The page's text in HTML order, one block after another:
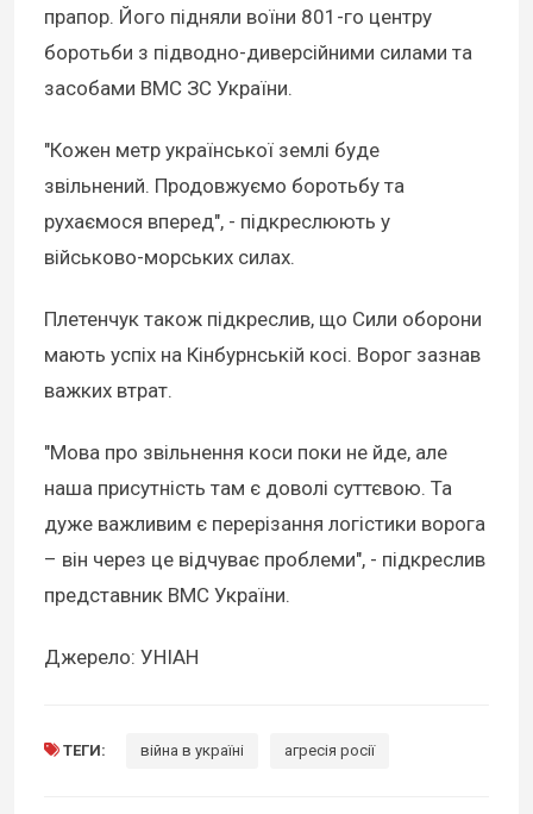
прапор. Його підняли воїни 801-го центру
боротьби з підводно-диверсійними силами та
засобами ВМС ЗС України.
"Кожен метр української землі буде
звільнений. Продовжуємо боротьбу та
рухаємося вперед", - підкреслюють у
військово-морських силах.
Плетенчук також підкреслив, що Сили оборони
мають успіх на Кінбурнській косі. Ворог зазнав
важких втрат.
"Мова про звільнення коси поки не йде, але
наша присутність там є доволі суттєвою. Та
дуже важливим є перерізання логістики ворога
– він через це відчуває проблеми", - підкреслив
представник ВМС України.
Джерело: УНІАН
ТЕГИ: війна в україні агресія росії